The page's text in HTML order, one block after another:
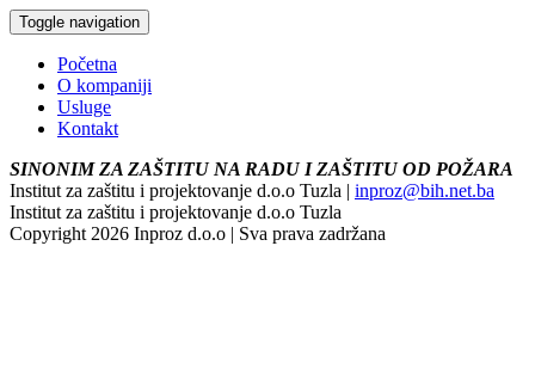
Toggle navigation
Početna
O kompaniji
Usluge
Kontakt
SINONIM ZA ZAŠTITU NA RADU I ZAŠTITU OD POŽARA
Institut za zaštitu i projektovanje d.o.o Tuzla | inproz@bih.net.ba
Institut za zaštitu i projektovanje d.o.o Tuzla
Copyright 2026 Inproz d.o.o | Sva prava zadržana